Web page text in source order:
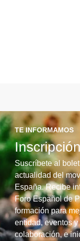
TE INFORMAMOS
Suscríbete al
actualidad del
España. Recibe
Foro Español de
formación para
entidad, eventos
colaboración, e